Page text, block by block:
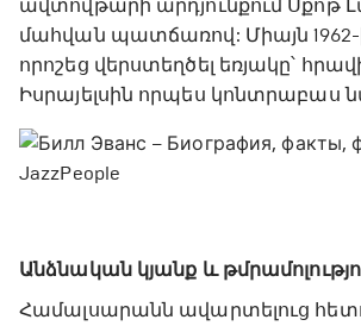
ավտովթարի արդյունքում Սքոթ
մահվան պատճառով: Միայն
որոշեց վերստեղծել եռյակը՝
Իսրայելսին որպես կոնտրաբաս
Անձնական կյանք և
Համալսարանն ավարտելուց